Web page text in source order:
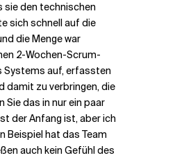
sie den technischen
sich schnell auf die
die Menge war
2-Wochen-Scrum-
Systems auf, erfassten
damit zu verbringen, die
Sie das in nur ein paar
der Anfang ist, aber ich
Beispiel hat das Team
auch kein Gefühl des